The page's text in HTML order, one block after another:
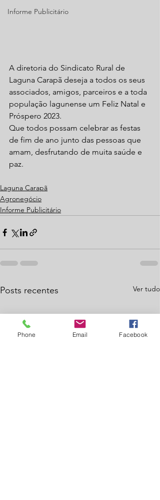
Informe Publicitário
A diretoria do Sindicato Rural de
Laguna Carapã deseja a todos os seus
associados, amigos, parceiros e a toda
população lagunense um Feliz Natal e
Próspero 2023.
Que todos possam celebrar as festas
de fim de ano junto das pessoas que
amam, desfrutando de muita saúde e
paz.
Laguna Carapã
Agronegócio
Informe Publicitário
Posts recentes Ver tudo
Phone Email Facebook